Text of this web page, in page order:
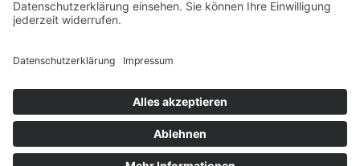
Montag – Donnerstag 08:00 – 17:00 Uhr
Datenschutz